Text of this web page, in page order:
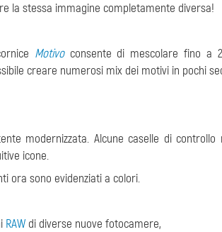
la stessa immagine completamente diversa!
Motivoconsente di mescolare fino a
creare numerosi mix dei motivi in pochi
modernizzata. Alcune caselle di controllo
icone.
ora sono evidenziati a colori.
RAW di diverse nuove fotocamere,